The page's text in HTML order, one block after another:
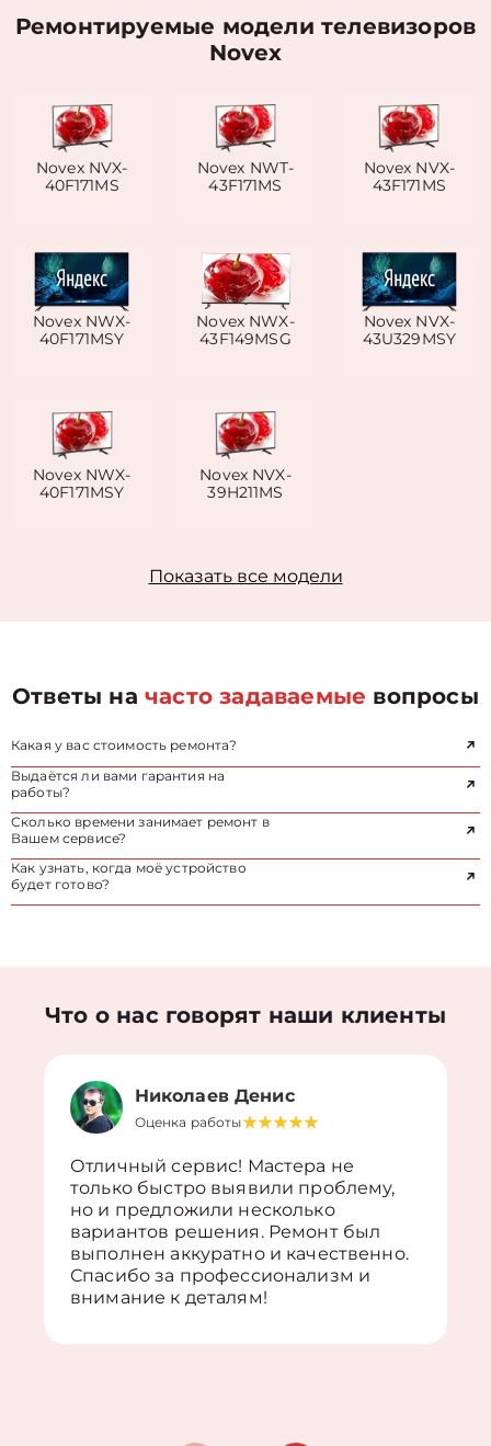
Ремонтируемые модели телевизоров
Novex
Novex NVX-
40F171MS
Novex NWT-
43F171MS
Novex NVX-
43F171MS
Novex NWX-
40F171MSY
Novex NWX-
43F149MSG
Novex NVX-
43U329MSY
Novex NWX-
40F171MSY
Novex NVX-
39H211MS
Показать все модели
Ответы начасто задаваемые вопросы
Какая у вас стоимость ремонта?
Выдаётся ли вами гарантия на
работы?
Сколько времени занимает ремонт в
Вашем сервисе?
Как узнать, когда моё устройство
будет готово?
Что о нас говорят наши клиенты
Николаев Денис
Оценка работы
Отличный сервис! Мастера не
только быстро выявили проблему,
но и предложили несколько
вариантов решения. Ремонт был
выполнен аккуратно и качественно.
Спасибо за профессионализм и
внимание к деталям!